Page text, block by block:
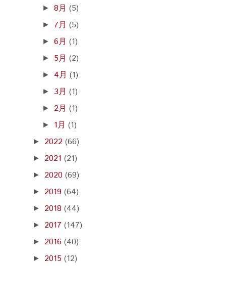
►8月(5)
► 7月(5)
►6月(1)
► 5月(2)
► 4月(1)
► 3月(1)
► 2月(1)
► 1月(1)
► 2022 (66)
► 2021 (21)
► 2020 (69)
► 2019 (64)
► 2018 (44)
► 2017 (147)
► 2016 (40)
► 2015 (12)